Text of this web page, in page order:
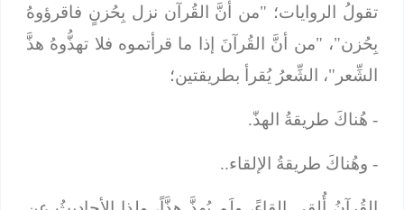
تقولُ الروايات؛ "من أنَّ القُرآن نزل بِحُزنٍ فاقرؤوهُ
بِحُزن"، "من أنَّ القُرآنَ إذا ما قرأتموه فلا تهذُّوهُ هذَّ
الشِّعر"، الشِّعرُ يُقرأ بطريقتين؛
- هُناكَ طريقةُ الهذّ.
- وهُناكَ طريقةُ الإلقاء..